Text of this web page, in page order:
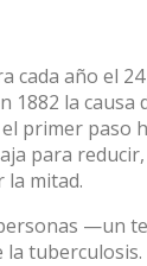
cada año el
1882 la
primer paso
para
la mitad.
—un
la tuberculosis.